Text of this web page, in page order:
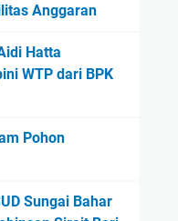
Anggaran
Hatta
WTP dari BPK
Pohon
Sungai Bahar